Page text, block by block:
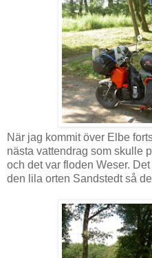
När jag kommit över Elbe
nästa vattendrag som skulle
och det var floden Weser.
den lila orten Sandstedt så